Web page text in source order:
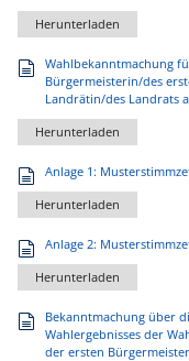
Herunterladen
Wahlbekanntmachung
Bürgermeisterin/des
Landrätin/des Landrats
Herunterladen
Anlage 1:
Herunterladen
Anlage 2:
Herunterladen
Bekanntmachung über
Wahlergebnisses der
der ersten